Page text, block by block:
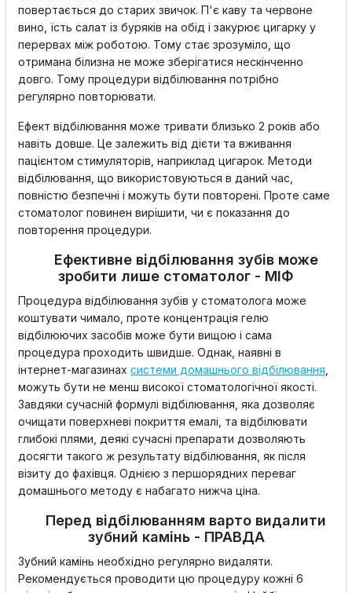
повертається до старих звичок. П'є каву та червоне
вино, їсть салат із буряків на обід і закурює цигарку у
перервах між роботою. Тому стає зрозуміло, що
отримана білизна не може зберігатися нескінченно
довго. Тому процедури відбілювання потрібно
регулярно повторювати.
Ефект відбілювання може тривати близько 2 років або
навіть довше. Це залежить від дієти та вживання
пацієнтом стимуляторів, наприклад цигарок. Методи
відбілювання, що використовуються в даний час,
повністю безпечні і можуть бути повторені. Проте саме
стоматолог повинен вирішити, чи є показання до
повторення процедури.
Ефективне відбілювання зубів може
зробити лише стоматолог - МІФ
Процедура відбілювання зубів у стоматолога може
коштувати чимало, проте концентрація гелю
відбілюючих засобів може бути вищою і сама
процедура проходить швидше. Однак, наявні в
інтернет-магазинах системи домашнього відбілювання
можуть бути не менш високої стоматологічної якості.
Завдяки сучасній формулі відбілювання, яка дозволяє
очищати поверхневі покриття емалі, та відбілювати
глибокі плями, деякі сучасні препарати дозволяють
досягти такого ж результату відбілювання, як після
візиту до фахівця. Однією з першорядних переваг
домашнього методу є набагато нижча ціна.
Перед відбілюванням варто видалити
зубний камінь - ПРАВДА
Зубний камінь необхідно регулярно видаляти.
Рекомендується проводити цю процедуру кожні 6